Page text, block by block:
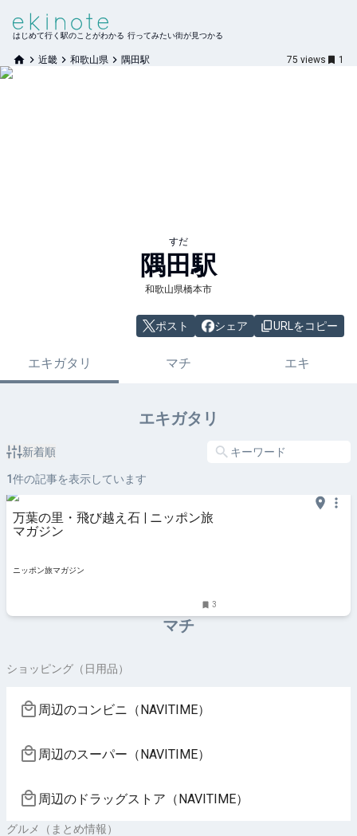
はじめて行く駅のことがわかる 行ってみたい街が見つかる
近畿 和歌山県 隅田駅 75 views 1
すだ
隅田駅
和歌山県橋本市
ポスト シェア URLをコピー
エキガタリ マチ エキ
エキガタリ
新着順
1件の記事を表示しています
万葉の里・飛び越え石 | ニッポン旅
マガジン
ニッポン旅マガジン
3
マチ
ショッピング（日用品）
周辺のコンビニ（NAVITIME）
周辺のスーパー（NAVITIME）
周辺のドラッグストア（NAVITIME）
グルメ（まとめ情報）